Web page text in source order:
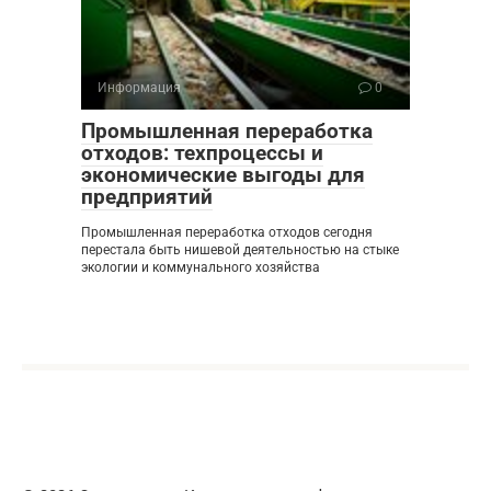
Информация 0
Промышленная переработка
отходов: техпроцессы и
экономические выгоды для
предприятий
Промышленная переработка отходов сегодня
перестала быть нишевой деятельностью на стыке
экологии и коммунального хозяйства